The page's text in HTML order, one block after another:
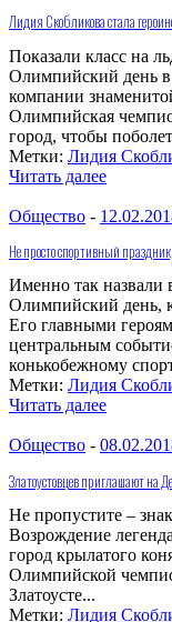
Лидия Скобликова стала
Показали класс на
Олимпийский день в
компании
Олимпийская
город, чтобы
Метки: Лидия
Читать далее
Общество -
Не просто спортивный
Именно так назвали
Олимпийский день,
Его главными
центральным
конькобежному
Метки: Лидия
Читать далее
Общество -
Златоустовцев приглашают на
Не пропустите –
Возрождение
город крылатого
Олимпийской
Златоусте...
Метки: Лидия